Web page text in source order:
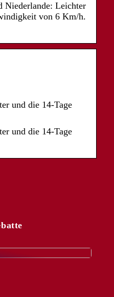
Niederlande: Leichter
von 6 Km/h.
und die 14-Tage
und die 14-Tage